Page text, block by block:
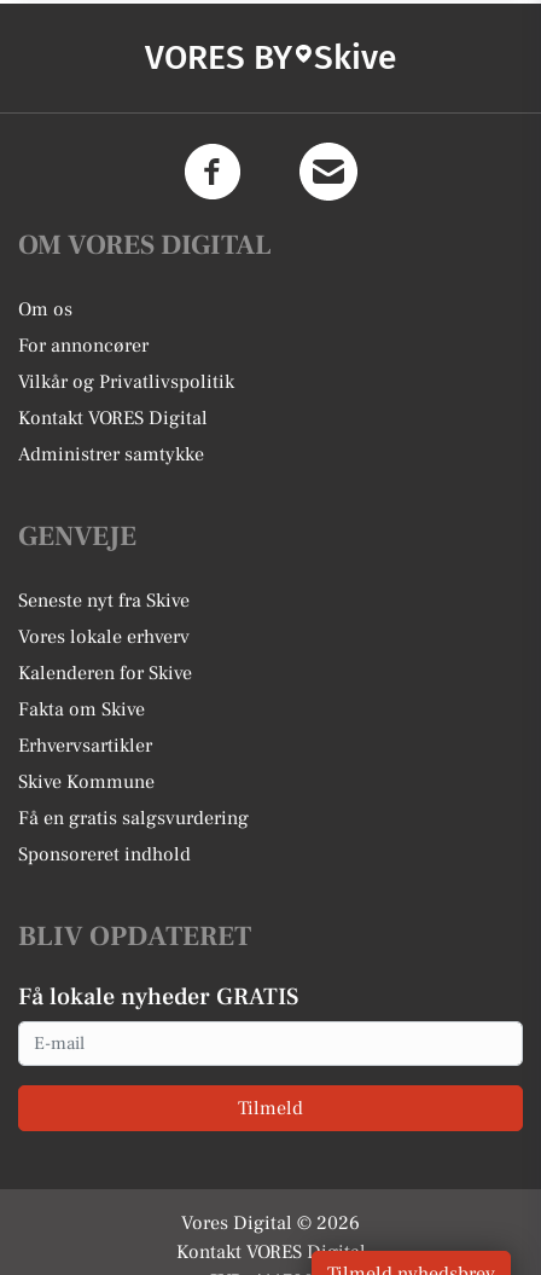
VORES BY Skive
OM VORES DIGITAL
Om os
For annoncører
Vilkår og Privatlivspolitik
Kontakt VORES Digital
Administrer samtykke
GENVEJE
Seneste nyt fra Skive
Vores lokale erhverv
Kalenderen for Skive
Fakta om Skive
Erhvervsartikler
Skive Kommune
Få en gratis salgsvurdering
Sponsoreret indhold
BLIV OPDATERET
Få lokale nyheder GRATIS
Email
Tilmeld
Vores Digital © 2026
Kontakt VORES Digital